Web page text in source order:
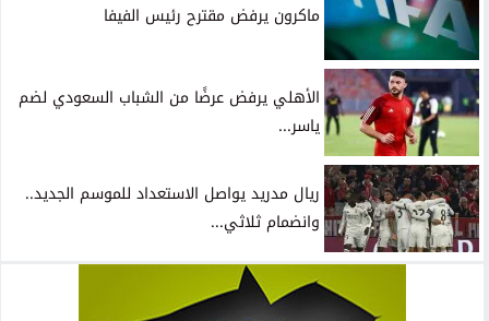
ماكرون يرفض مقترح رئيس الفيفا
الأهلي يرفض عرضًا من الشباب السعودي لضم
ياسر...
ريال مدريد يواصل الاستعداد للموسم الجديد..
وانضمام ثلاثي...